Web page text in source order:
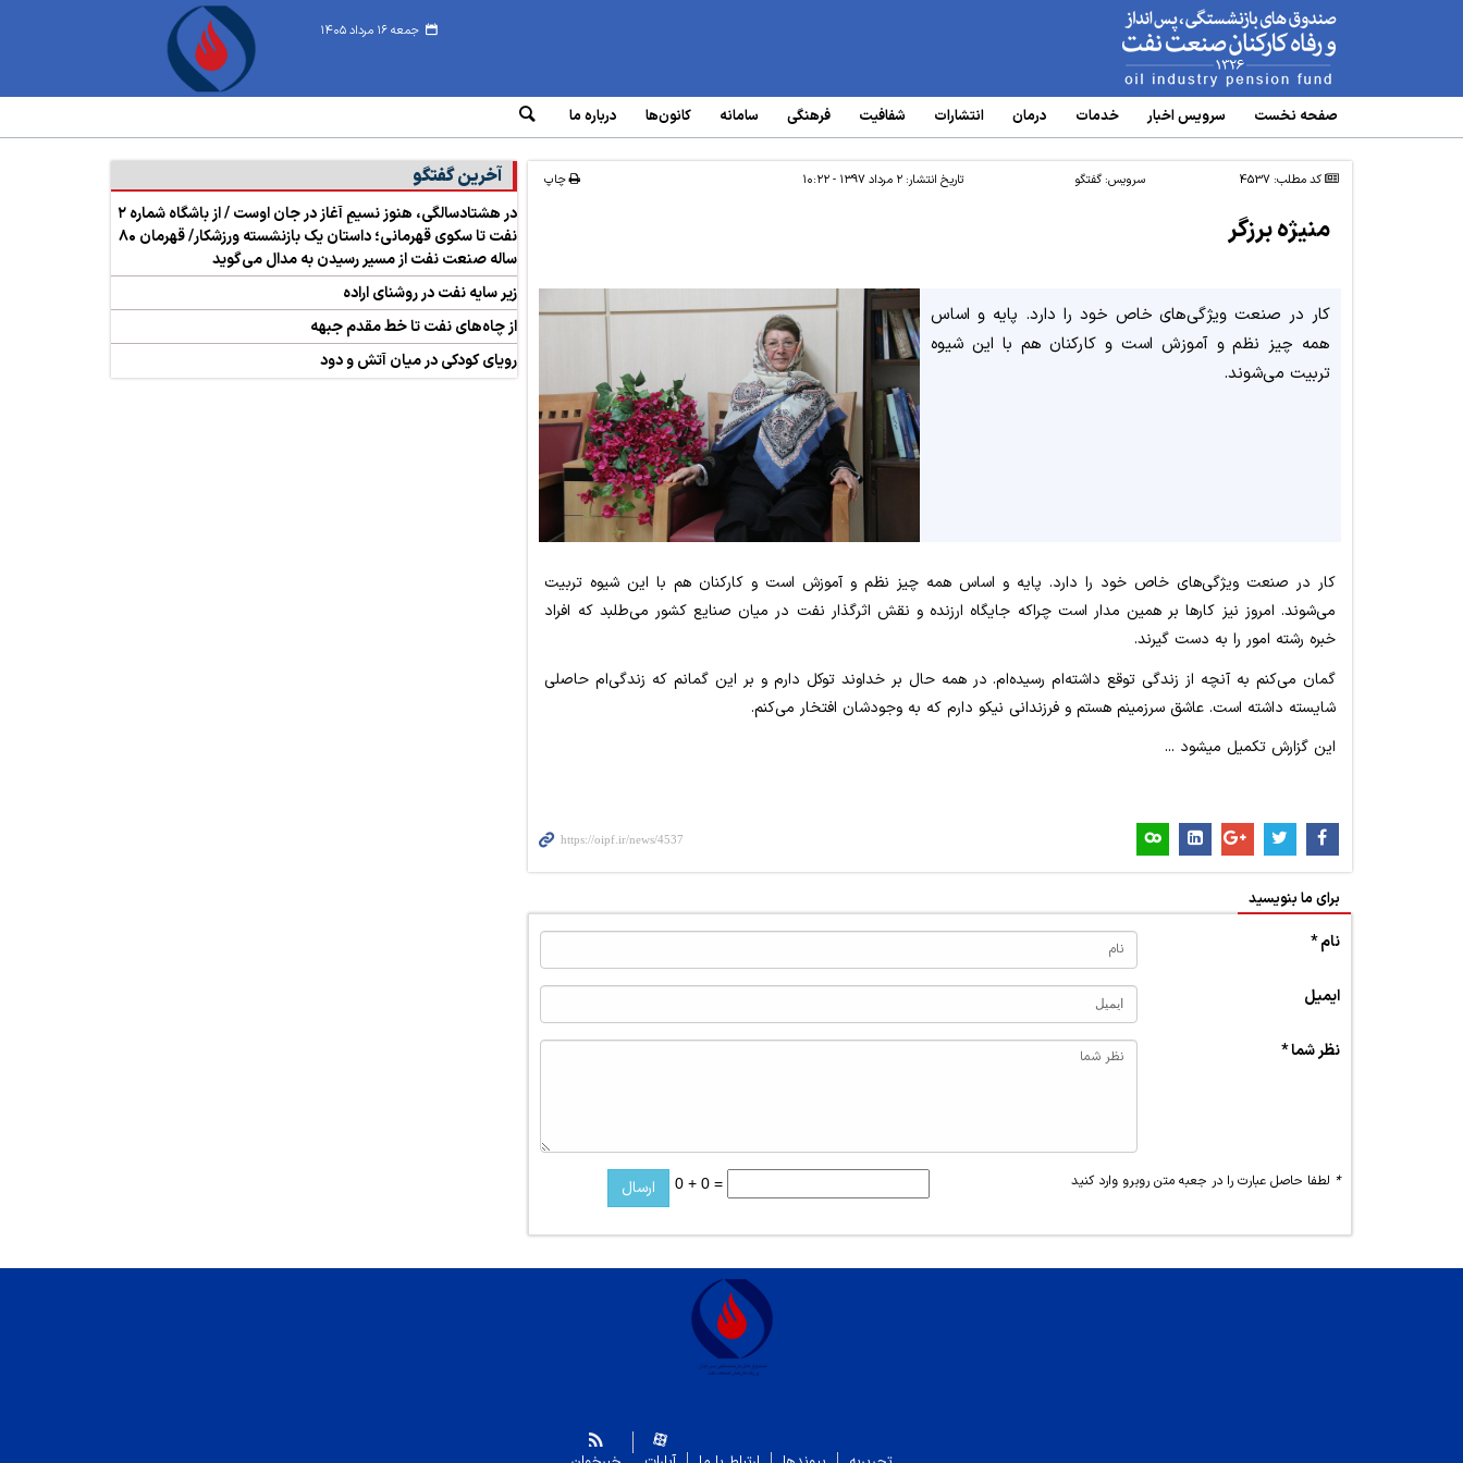
جمعه ۱۶ مرداد ۱۴۰۵ www.oipf.ir
صفحه نخست سرویس‌ اخبار خدمات درمان انتشارات شفافیت فرهنگی سامانه‌ کانون‌ها درباره ما
کد مطلب: 4537 سرویس:گفتگو تاریخ انتشار: ۲ مرداد ۱۳۹۷ - ۱۰:۲۲ چاپ
منیژه برزگر
کار در صنعت ویژگی‌های خاص خود را دارد. پایه و اساس
همه چیز نظم و آموزش است و کارکنان هم با این شیوه
تربیت می‌شوند.
کار در صنعت ویژگی‌های خاص خود را دارد. پایه و اساس همه چیز نظم و آموزش است و کارکنان هم با این شیوه تربیت
می‌شوند. امروز نیز کارها بر همین مدار است چراکه جایگاه ارزنده و نقش اثرگذار نفت در میان صنایع کشور می‌طلبد که افراد
خبره رشته امور را به دست گیرند.
گمان می‌کنم به آنچه از زندگی توقع داشته‌ام رسیده‌ام. در همه حال بر خداوند توکل دارم و بر این گمانم که زندگی‌ام حاصلی
شایسته داشته است. عاشق سرزمینم هستم و فرزندانی نیکو دارم که به وجودشان افتخار می‌کنم.
این گزارش تکمیل میشود ...
برای ما بنویسید
نام *
ایمیل
نظر شما *
* لطفا حاصل عبارت را در جعبه متن روبرو وارد کنید 0 + 0 =
آخرین گفتگو
در هشتادسالگی، هنوز نسیمِ آغاز در جان اوست / از باشگاه شماره ۲
نفت تا سکوی قهرمانی؛ داستان یک بازنشسته ورزشکار/ قهرمان ۸۰
ساله صنعت نفت از مسیر رسیدن به مدال می‌گوید
زیر سایه نفت در روشنای اراده
از چاه‌های نفت تا خط مقدم جبهه
رویای کودکی در میان آتش و دود